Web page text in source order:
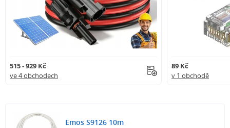
515 - 929 Kč
ve 4 obchodech
89 Kč
v 1 obchodě
Emos S9126 10m